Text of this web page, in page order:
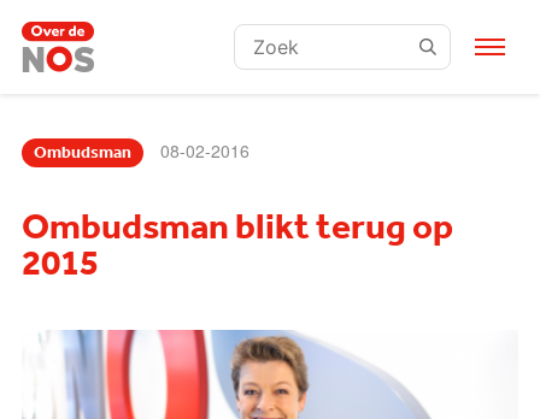
Zoeken:
Ombudsman 08-02-2016
Ombudsman blikt terug op
2015